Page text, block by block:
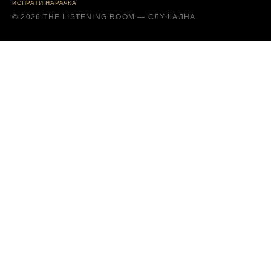
© 2026 THE LISTENING ROOM — СЛУШАЛНА
ИСПРАТИ НАРАЧКА